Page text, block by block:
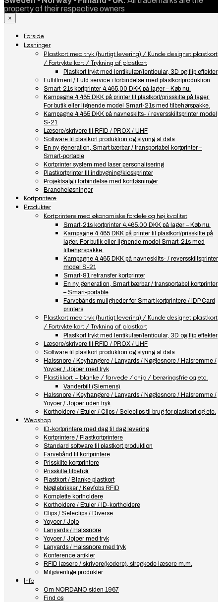
property of their respective owners
×
Forside
Løsninger
Plastkort med tryk (hurtigt levering) / Kunde designet plastkort
/ Fortrykte kort / Trykning af plastkort
Plastkort trykt med lentikulær/lenticular, 3D og flip effekter
Fulfillment / Fuld service i forbindelse med plastkortproduktion
Smart-21s kortprinter 4.465,00 DKK på lager – Køb nu.
Kampagne 4.465 DKK på printer til plastkort/prisskilte på lager.
For butik eller lignende model Smart-21s med tilbehørspakke.
Kampagne 4.465 DKK på navneskilts- / reversskiltsprinter model
S-21
Læsere/skrivere til RFID / PROX / UHF
Software til plastkort produktion og styring af data
En ny generation, Smart bærbar / transportabel kortprinter –
Smart-portable
Kortprinter system med laser personalisering
Plastkortprinter til indbygning/kioskprinter
Projektsalg i forbindelse med kortløsninger
Brancheløsninger
Kortprintere
Produkter
Kortprintere med økonomiske fordele og høj kvalitet
Smart-21s kortprinter 4.465,00 DKK på lager – Køb nu.
Kampagne 4.465 DKK på printer til plastkort/prisskilte på
lager. For butik eller lignende model Smart-21s med
tilbehørspakke.
Kampagne 4.465 DKK på navneskilts- / reversskiltsprinter
model S-21
Smart-81 retransfer kortprinter
En ny generation, Smart bærbar / transportabel kortprinter
– Smart-portable
Farvebånds muligheder for Smart kortprintere / IDP Card
printers
Plastkort med tryk (hurtigt levering) / Kunde designet plastkort
/ Fortrykte kort / Trykning af plastkort
Plastkort trykt med lentikulær/lenticular, 3D og flip effekter
Læsere/skrivere til RFID / PROX / UHF
Software til plastkort produktion og styring af data
Halssnore / Keyhangere / Lanyards / Nøglesnore / Halsremme /
Yoyoer / Jojoer med tryk
Plastikkort – blanke / farvede / chip / berøringsfrie og etc.
Vanderbilt (Siemens)
Halssnore / Keyhangere / Lanyards / Nøglesnore / Halsremme /
Yoyoer / Jojoer uden tryk
Kortholdere / Etuier / Clips / Seleclips til brug for plastkort og etc.
Webshop
ID-kortprintere med dag til dag levering
Kortprintere / Plastkortprintere
Standard software til plastkort produktion
Farvebånd til kortprintere
Prisskilte kortprintere
Prisskilte tilbehør
Plastkort / Blanke plastkort
Nøglebrikker / Keyfobs RFID
Komplette kortholdere
Kortholdere / Etuier / ID-kortholdere
Clips / Seleclips / Diverse
Yoyoer / Jojo
Lanyards / Halssnore
Yoyoer / Jojoer med tryk
Lanyards / Halssnore med tryk
Konference artikler
RFID læsere / skrivere(kodere), stregkode læsere m.m.
Miljøvenlige produkter
Info
Om NORDANO siden 1967
Find os